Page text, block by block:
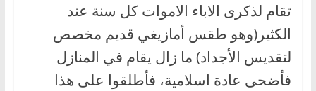
تقام لذكرى الاباء الاموات كل سنة عند
الكثير(وهو طقس أمازيغي قديم مخصص
لتقديس الأجداد) ما زال يقام في المنازل
فأضحى عادة اسلامية، فأطلقوا على هذا